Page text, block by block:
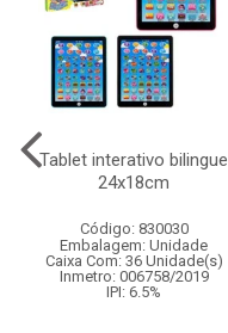
Tablet interativo bilingue
24x18cm
Código: 830030
Embalagem: Unidade
Caixa Com: 36 Unidade(s)
Inmetro: 006758/2019
IPI: 6.5%